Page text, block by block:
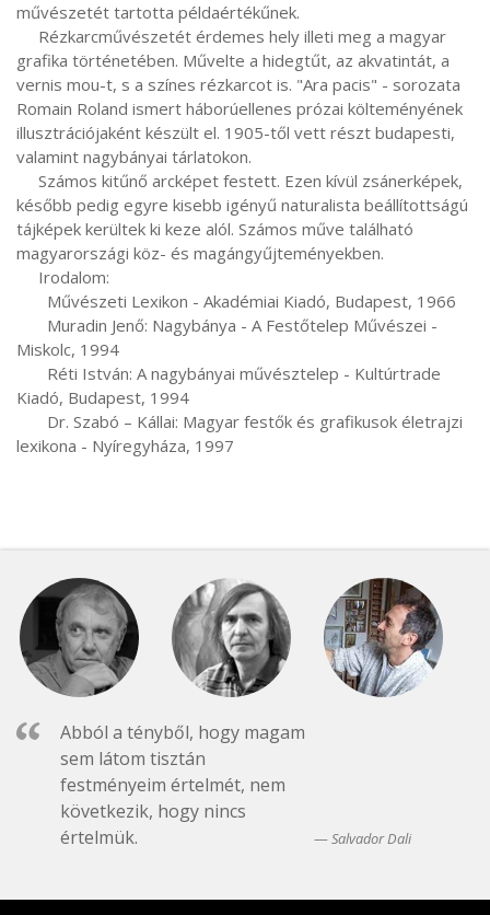
művészetét tartotta példaértékűnek.
grafika történetében. Művelte a hidegtűt, az akvatintát, a
vernis mou-t, s a színes rézkarcot is. "Ara pacis" - sorozata
Romain Roland ismert háborúellenes prózai költeményének
illusztrációjaként készült el. 1905-től vett részt budapesti,
valamint nagybányai tárlatokon.
később pedig egyre kisebb igényű naturalista beállítottságú
tájképek kerültek ki keze alól. Számos műve található
magyarországi köz- és magángyűjteményekben.
Miskolc, 1994
Kiadó, Budapest, 1994
lexikona - Nyíregyháza, 1997
Abból a tényből, hogy magam
sem látom tisztán
festményeim értelmét, nem
következik, hogy nincs
értelmük.
Salvador Dali